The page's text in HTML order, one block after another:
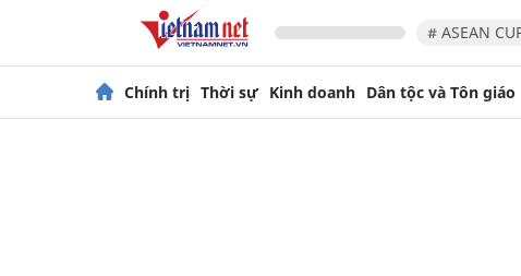
# ASEAN
Chính trị Thời sự Kinh doanh Dân tộc và Tôn giáo